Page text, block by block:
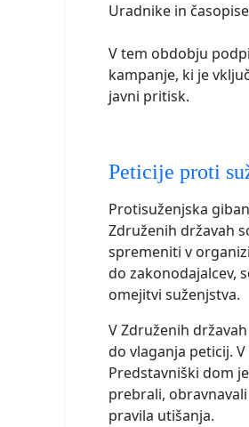
Uradnike in
V tem obdobju
kampanje, ki je
javni pritisk.
Peticije proti
Protisuženjska
Združenih državah
spremeniti v
do zakonodajalcev,
omejitvi suženjstva.
V Združenih
do vlaganja peticij.
Predstavniški dom
prebrali,
pravila utišanja.